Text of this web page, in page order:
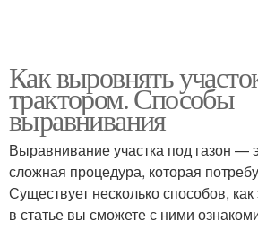
Как выровнять
трактором. Способы
выравнивания
Выравнивание участка под газон —
сложная процедура, которая
Существует несколько способов,
в статье вы сможете с ними